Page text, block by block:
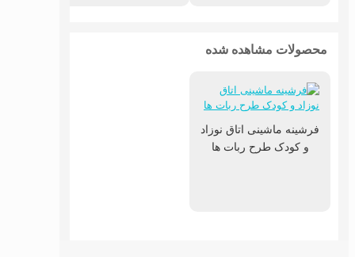
محصولات مشاهده شده
فرشینه ماشینی اتاق نوزاد
و کودک طرح ربات ها